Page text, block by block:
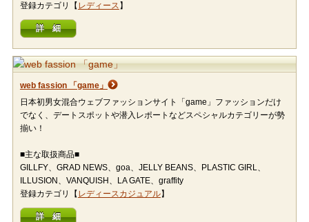
登録カテゴリ【 レディース 】
詳 細
web fassion 「game」
日本初男女混合ウェブファッションサイト「game」ファッションだけ
でなく、デートスポットや潜入レポートなどスペシャルカテゴリーが勢
揃い！
■主な取扱商品■
GILLFY、GRAD NEWS、goa、JELLY BEANS、PLASTIC GIRL、
ILLUSION、VANQUISH、LA GATE、graffity
登録カテゴリ【 レディースカジュアル】
詳 細